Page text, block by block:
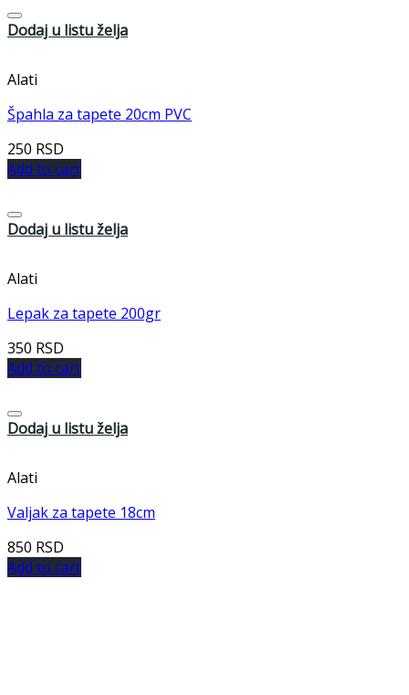
Dodaj u listu želja
Alati
Špahla za tapete 20cm PVC
250 RSD
Add to cart
Dodaj u listu želja
Alati
Lepak za tapete 200gr
350 RSD
Add to cart
Dodaj u listu želja
Alati
Valjak za tapete 18cm
850 RSD
Add to cart